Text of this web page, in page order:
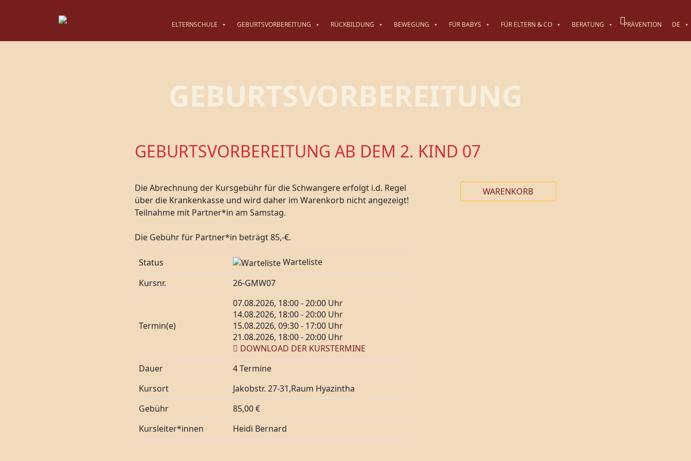
ELTERNSCHULE GEBURTSVORBEREITUNG RÜCKBILDUNG BEWEGUNG FÜR BABYS FÜR ELTERN & CO BERATUNG PRÄVENTION DE
GEBURTSVORBEREITUNG
GEBURTSVORBEREITUNG AB DEM 2. KIND 07
Die Abrechnung der Kursgebühr für die Schwangere erfolgt i.d. Regel
über die Krankenkasse und wird daher im Warenkorb nicht angezeigt!
Teilnahme mit Partner*in am Samstag.
Die Gebühr für Partner*in beträgt 85,-€.
Status
Warteliste
Kursnr.
26-GMW07
Termin(e)
07.08.2026, 18:00 - 20:00 Uhr
14.08.2026, 18:00 - 20:00 Uhr
15.08.2026, 09:30 - 17:00 Uhr
21.08.2026, 18:00 - 20:00 Uhr
DOWNLOAD DER KURSTERMINE
Dauer
4 Termine
Kursort
Jakobstr. 27-31,Raum Hyazintha
Gebühr
85,00 €
Kursleiter*innen
Heidi Bernard
WARENKORB